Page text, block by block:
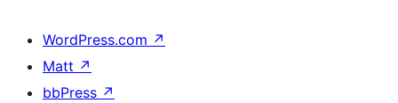
WordPress.com ↗
Matt ↗
bbPress ↗